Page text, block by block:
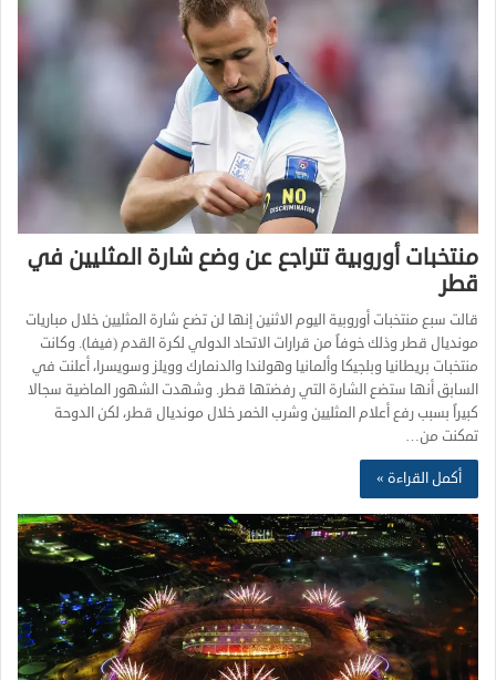
منتخبات أوروبية تتراجع عن وضع شارة المثليين في
قطر
قالت سبع منتخبات أوروبية اليوم الاثنين إنها لن تضع شارة المثليين خلال مباريات
مونديال قطر وذلك خوفاً من قرارات الاتحاد الدولي لكرة القدم (فيفا). وكانت
منتخبات بريطانيا وبلجيكا وألمانيا وهولندا والدنمارك وويلز وسويسرا، أعلنت في
السابق أنها ستضع الشارة التي رفضتها قطر. وشهدت الشهور الماضية سجالا
كبيراً بسبب رفع أعلام المثليين وشرب الخمر خلال مونديال قطر، لكن الدوحة
تمكنت من…
أكمل القراءة »